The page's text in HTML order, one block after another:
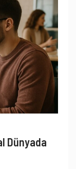
Dünyada